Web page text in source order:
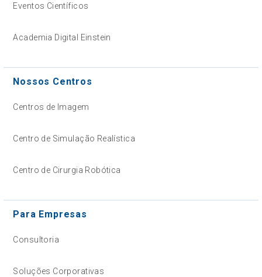
Eventos Científicos
Academia Digital Einstein
Nossos Centros
Centros de Imagem
Centro de Simulação Realística
Centro de Cirurgia Robótica
Para Empresas
Consultoria
Soluções Corporativas